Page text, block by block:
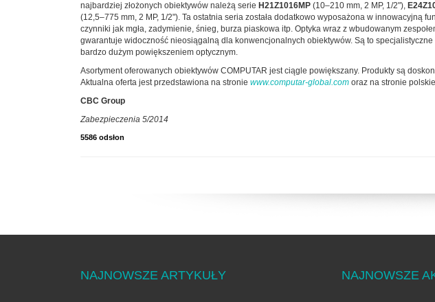
najbardziej złożonych obiektywów należą serie H21Z1016MP (10–210 mm, 2 MP, 1/2"),
(12,5–775 mm, 2 MP, 1/2"). Ta ostatnia seria została dodatkowo wyposażona w innowacyjną
czynniki jak mgła, zadymienie, śnieg, burza piaskowa itp. Optyka wraz z wbudowanym
gwarantuje widoczność nieosiągalną dla konwencjonalnych obiektywów. Są to
bardzo dużym powiększeniem optycznym.
Asortyment oferowanych obiektywów COMPUTAR jest ciągle powiększany. Produkty są
Aktualna oferta jest przedstawiona na stronie www.computar-global.com oraz na stronie
CBC Group
Zabezpieczenia 5/2014
5586 odsłon
NAJNOWSZE ARTYKUŁY NAJNOWSZE